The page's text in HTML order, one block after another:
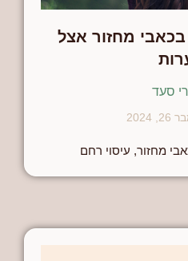
מחזור אצל
סעד
מחזור, עיסוי רחם